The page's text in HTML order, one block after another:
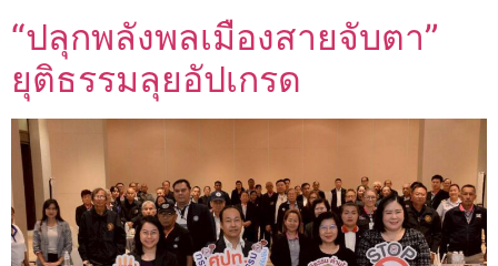
“ปลุกพลังพลเมืองสายจับตา”
ยุติธรรมลุยอัปเกรด